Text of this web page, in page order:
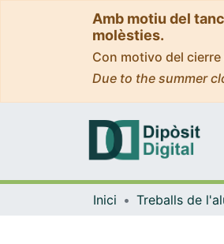
Amb motiu del
molèsties.
Con motivo del
Due to the summer
Inici Treballs de